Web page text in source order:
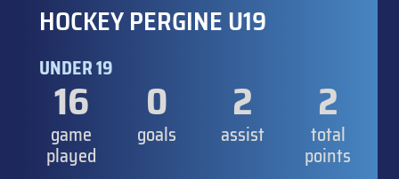
HOCKEY PERGINE U19
UNDER 19
16
game
played
0
goals
2
assist
2
total
points